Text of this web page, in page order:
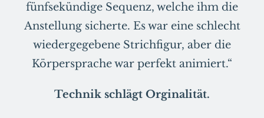
fünfsekündige Sequenz, welche ihm die
Anstellung sicherte. Es war eine schlecht
wiedergegebene Strichfigur, aber die
Körpersprache war perfekt animiert.“
Technik schlägt Orginalität.